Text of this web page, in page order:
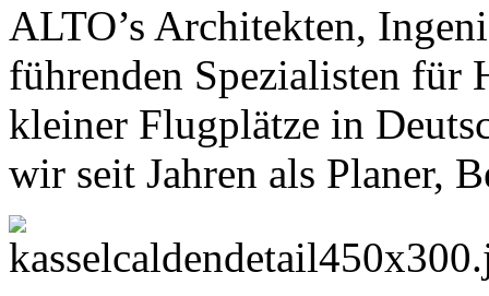
ALTO’s Architekten,
führenden Spezialisten für
kleiner Flugplätze in
wir seit Jahren als Planer,